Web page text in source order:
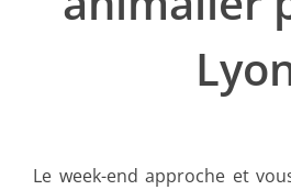
Le week-end approche et